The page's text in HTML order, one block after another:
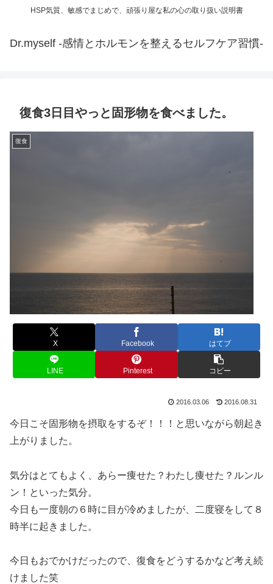
HSP気質、敏感でまじめで、頑張り屋な私の心の取り扱い説明書
Dr.myself -感情とホルモンを整えるセルフケア習慣-
復食3日目やっと固形物を食べました。
復食
X Facebook はてブ
LINE Pinterest コピー
2016.03.06 2016.08.31
今日こそ固形物を摂取をするぞ！！！と思いながら朝起き
上がりました。
気分はとてもよく、あらー痩せた？わたし痩せた？ルンル
ン！といった気分。
今日も一度朝の６時に目が冷めましたが、二度寝をして８
時半に起きました。
今日もおでかけだったので、復食をどうするかなど考え続
けました笑